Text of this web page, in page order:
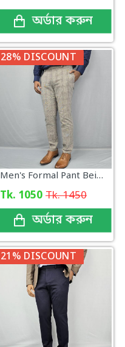
অর্ডার করুন
28% DISCOUNT
Men's Formal Pant Beige Grey Check
Tk. 1050 Tk. 1450
অর্ডার করুন
21% DISCOUNT